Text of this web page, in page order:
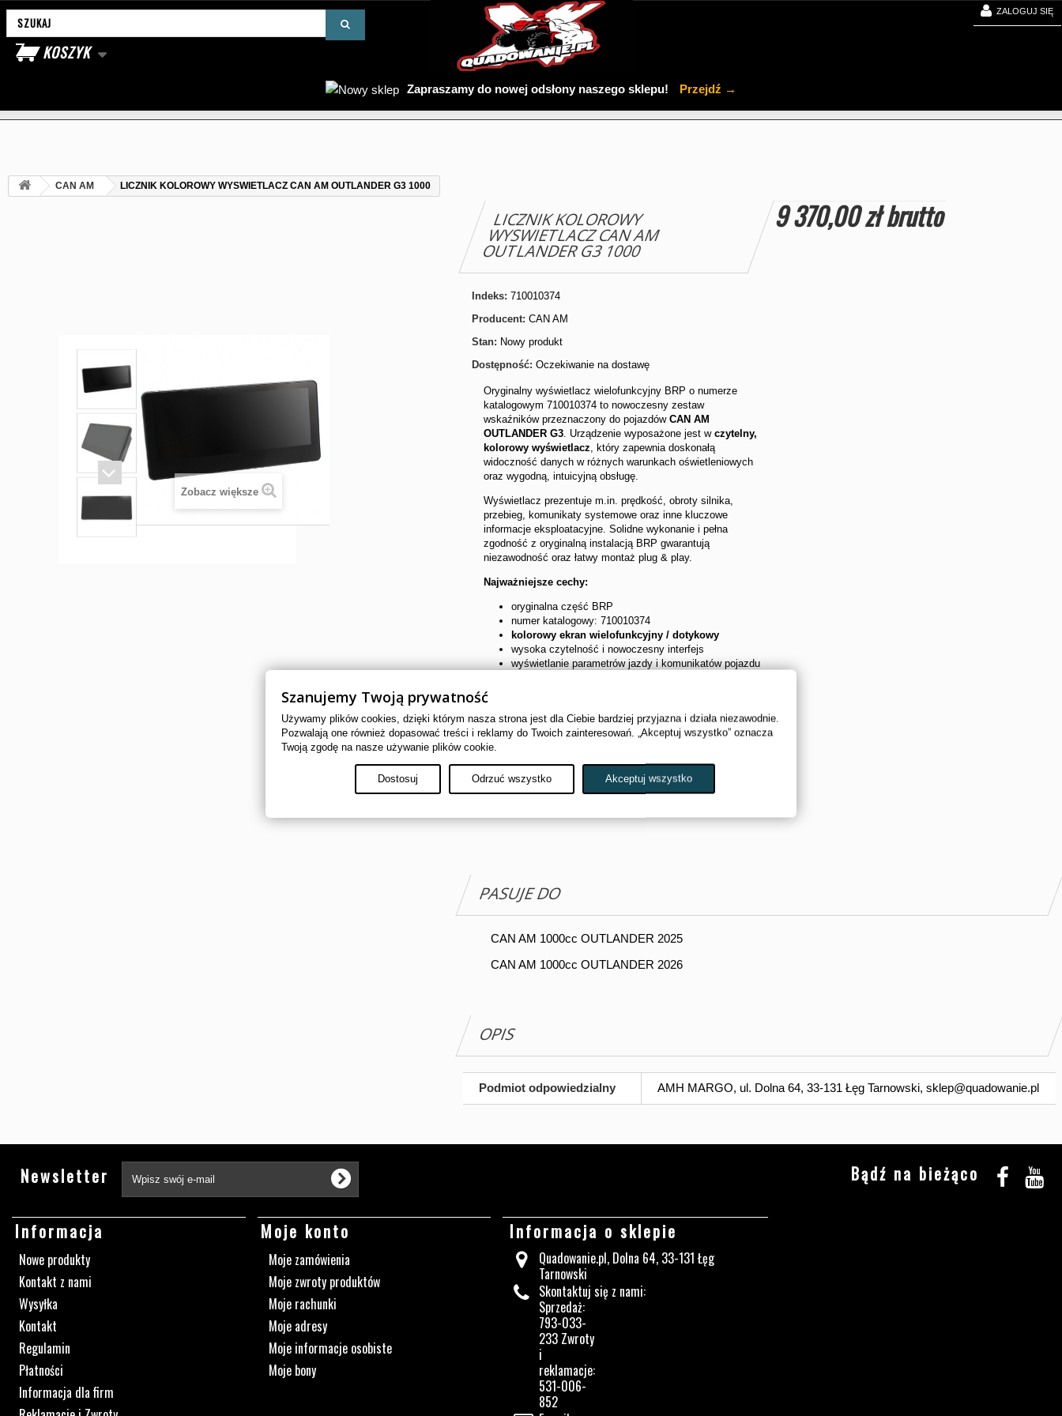
ZALOGUJ SIĘ
Zapraszamy do nowej odsłony naszego sklepu! Przejdź →
KOSZYK
Wyszukaj produkt
CAN AM LICZNIK KOLOROWY WYSWIETLACZ CAN AM OUTLANDER G3 1000
Zobacz większe
LICZNIK KOLOROWY
WYSWIETLACZ CAN AM
OUTLANDER G3 1000
Indeks: 710010374
Producent: CAN AM
Stan: Nowy produkt
Dostępność: Oczekiwanie na dostawę
Oryginalny wyświetlacz wielofunkcyjny BRP o numerze
katalogowym 710010374 to nowoczesny zestaw
wskaźników przeznaczony do pojazdówCAN AM
OUTLANDER G3. Urządzenie wyposażone jest wczytelny,
kolorowy wyświetlacz, który zapewnia doskonałą
widoczność danych w różnych warunkach oświetleniowych
oraz wygodną, intuicyjną obsługę.
Wyświetlacz prezentuje m.in. prędkość, obroty silnika,
przebieg, komunikaty systemowe oraz inne kluczowe
informacje eksploatacyjne. Solidne wykonanie i pełna
zgodność z oryginalną instalacją BRP gwarantują
niezawodność oraz łatwy montaż plug & play.
Najważniejsze cechy:
oryginalna część BRP
numer katalogowy: 710010374
kolorowy ekran wielofunkcyjny / dotykowy
wysoka czytelność i nowoczesny interfejs
wyświetlanie parametrów jazdy i komunikatów pojazdu
Powiadom mnie kiedy będzie dostępny
Wyślij do znajomego
9 370,00 złbrutto
PASUJE DO
CAN AM 1000cc OUTLANDER 2025
CAN AM 1000cc OUTLANDER 2026
OPIS
Podmiot odpowiedzialny AMH MARGO, ul. Dolna 64, 33-131 Łęg Tarnowski, sklep@quadowanie.pl
Newsletter Bądź na bieżąco
Informacja
Nowe produkty
Kontakt z nami
Wysyłka
Kontakt
Regulamin
Płatności
Informacja dla firm
Moje konto
Moje zamówienia
Moje zwroty produktów
Moje rachunki
Moje adresy
Moje informacje osobiste
Moje bony
Informacja o sklepie
Quadowanie.pl, Dolna 64, 33-131 Łęg
Tarnowski
Skontaktuj się z nami:
Sprzedaż:
793-033-
233 Zwroty
i
reklamacje:
531-006-
852
Szanujemy Twoją prywatność
Używamy plików cookies, dzięki którym nasza strona jest dla Ciebie bardziej przyjazna i działa niezawodnie.
Pozwalają one również dopasować treści i reklamy do Twoich zainteresowań. „Akceptuj wszystko” oznacza
Twoją zgodę na nasze używanie plików cookie.
Dostosuj Odrzuć wszystko Akceptuj wszystko